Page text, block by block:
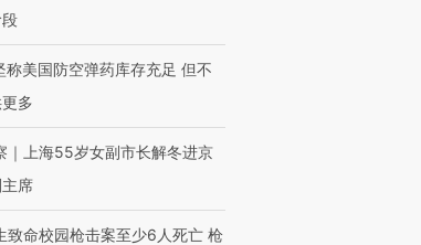
称美国防空弹药库存充足 但不
多
｜上海55岁女副市长解冬进京
席
致命校园枪击案至少6人死亡 枪